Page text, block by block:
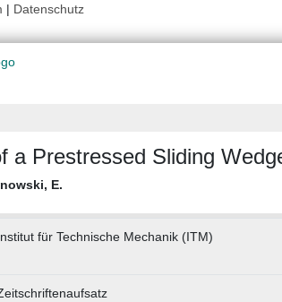
| Datenschutz
a Prestressed Sliding
E.
für Technische Mechanik (ITM)